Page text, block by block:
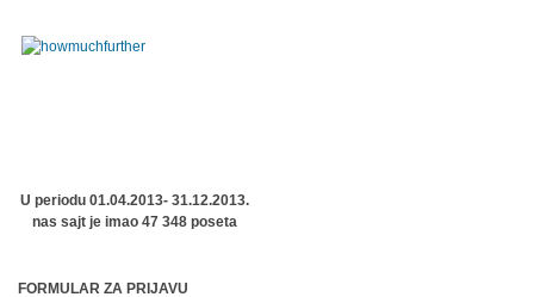
U periodu 01.04.2013- 31.12.2013.
nas sajt je imao 47 348 poseta
FORMULAR ZA PRIJAVU